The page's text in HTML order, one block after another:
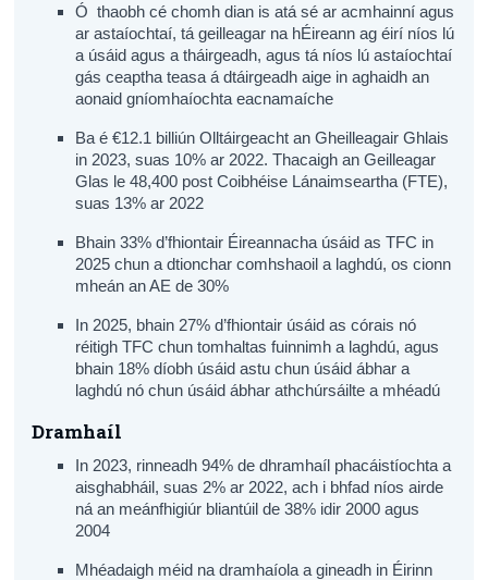
Ó thaobh cé chomh dian is atá sé ar acmhainní agus
ar astaíochtaí, tá geilleagar na hÉireann ag éirí níos lú
a úsáid agus a tháirgeadh, agus tá níos lú astaíochtaí
gás ceaptha teasa á dtáirgeadh aige in aghaidh an
aonaid gníomhaíochta eacnamaíche
Ba é €12.1 billiún Olltáirgeacht an Gheilleagair Ghlais
in 2023, suas 10% ar 2022. Thacaigh an Geilleagar
Glas le 48,400 post Coibhéise Lánaimseartha (FTE),
suas 13% ar 2022
Bhain 33% d’fhiontair Éireannacha úsáid as TFC in
2025 chun a dtionchar comhshaoil a laghdú, os cionn
mheán an AE de 30%
In 2025, bhain 27% d’fhiontair úsáid as córais nó
réitigh TFC chun tomhaltas fuinnimh a laghdú, agus
bhain 18% díobh úsáid astu chun úsáid ábhar a
laghdú nó chun úsáid ábhar athchúrsáilte a mhéadú
Dramhaíl
In 2023, rinneadh 94% de dhramhaíl phacáistíochta a
aisghabháil, suas 2% ar 2022, ach i bhfad níos airde
ná an meánfhigiúr bliantúil de 38% idir 2000 agus
2004
Mhéadaigh méid na dramhaíola a gineadh in Éirinn